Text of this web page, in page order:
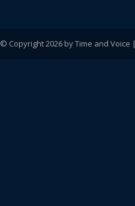
© Copyright 2026 by Time and Voice |